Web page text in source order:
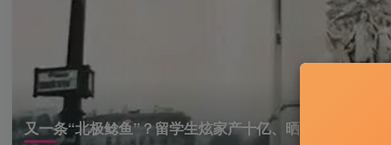
又一条“北极鲶鱼”？留学生炫家产十亿、晒护照零花钱